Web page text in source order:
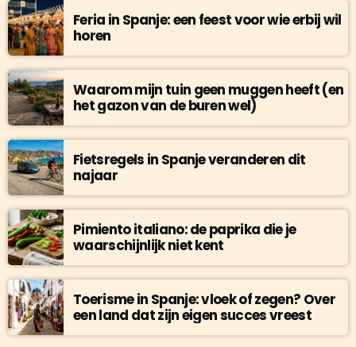
Feria in Spanje: een feest voor wie erbij wil
horen
Waarom mijn tuin geen muggen heeft (en
het gazon van de buren wel)
Fietsregels in Spanje veranderen dit
najaar
Pimiento italiano: de paprika die je
waarschijnlijk niet kent
Toerisme in Spanje: vloek of zegen? Over
een land dat zijn eigen succes vreest